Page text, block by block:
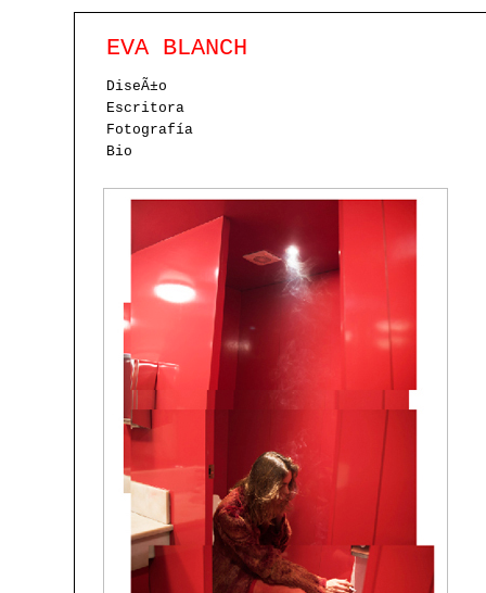
EVA BLANCH
DiseÃ±o
Escritora
Fotografía
Bio